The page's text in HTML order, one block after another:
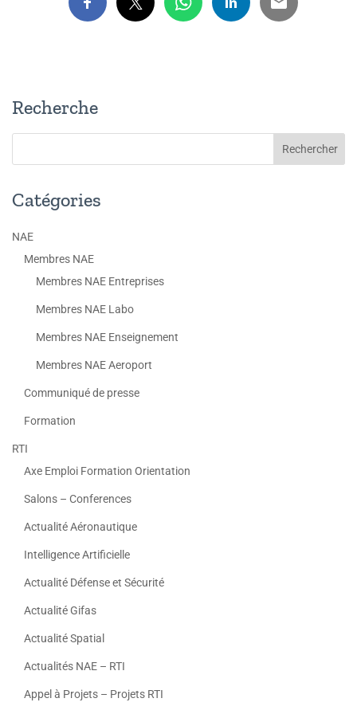
Recherche
Catégories
NAE
Membres NAE
Membres NAE Entreprises
Membres NAE Labo
Membres NAE Enseignement
Membres NAE Aeroport
Communiqué de presse
Formation
RTI
Axe Emploi Formation Orientation
Salons – Conferences
Actualité Aéronautique
Intelligence Artificielle
Actualité Défense et Sécurité
Actualité Gifas
Actualité Spatial
Actualités NAE – RTI
Appel à Projets – Projets RTI